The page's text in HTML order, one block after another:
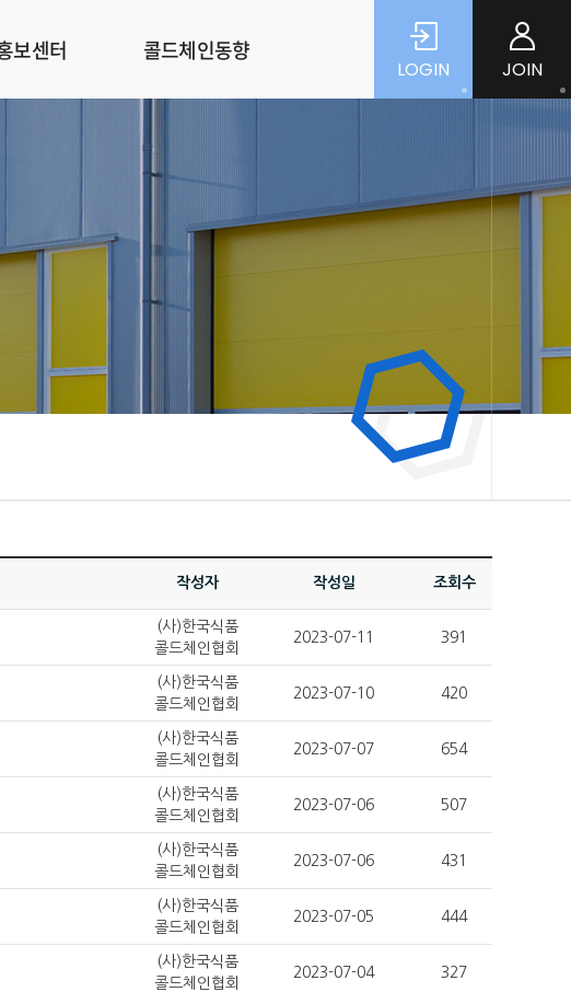
보센터 콜드체인동향
LOGIN JOIN
작성자 작성일 조회수
(사)한국식품
콜드체인협회
2023-07-11 391
(사)한국식품
콜드체인협회
2023-07-10 420
(사)한국식품
콜드체인협회
2023-07-07 654
(사)한국식품
콜드체인협회
2023-07-06 507
(사)한국식품
콜드체인협회
2023-07-06 431
(사)한국식품
콜드체인협회
2023-07-05 444
(사)한국식품
콜드체인협회
2023-07-04 327